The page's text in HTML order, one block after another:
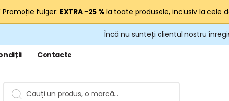
Promoție fulger: EXTRA −25 % la toate produsele, inclusiv la cele
Încă nu sunteți clientul nostru
Contacte